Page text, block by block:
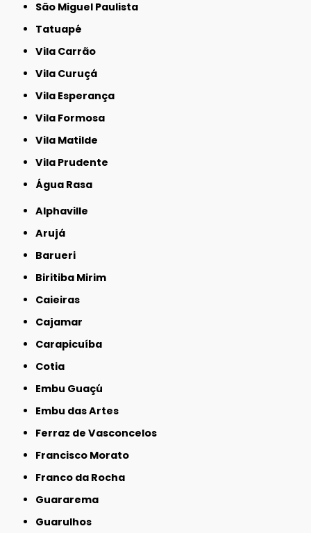
São Miguel Paulista
Tatuapé
Vila Carrão
Vila Curuçá
Vila Esperança
Vila Formosa
Vila Matilde
Vila Prudente
Água Rasa
Alphaville
Arujá
Barueri
Biritiba Mirim
Caieiras
Cajamar
Carapicuíba
Cotia
Embu Guaçú
Embu das Artes
Ferraz de Vasconcelos
Francisco Morato
Franco da Rocha
Guararema
Guarulhos